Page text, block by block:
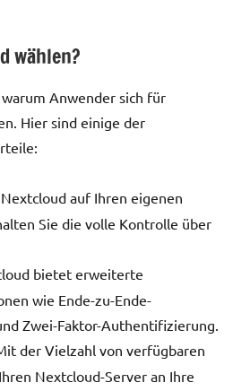
wählen?
Anwender sich für
Hier sind einige der
Nextcloud auf Ihren eigenen
Sie die volle Kontrolle über
bietet erweiterte
wie Ende-zu-Ende-
Zwei-Faktor-Authentifizierung.
der Vielzahl von verfügbaren
Nextcloud-Server an Ihre